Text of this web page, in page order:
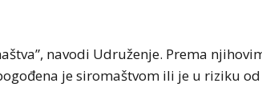
navodi Udruženje. Prema
je siromaštvom ili je u riziku